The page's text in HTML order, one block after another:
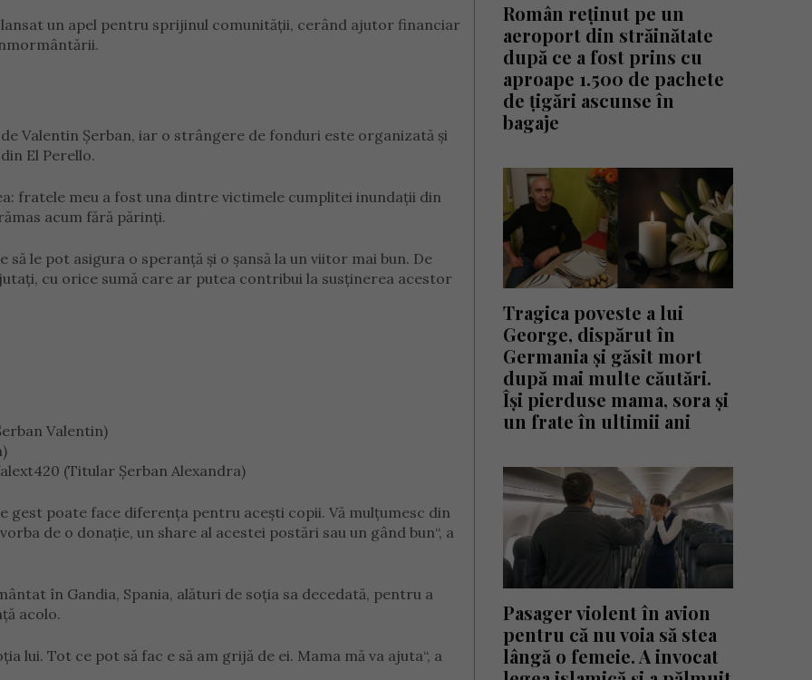
un apel pentru sprijinul comunității, cerând ajutor financiar
Valentin Șerban, iar o strângere de fonduri este organizată și
El Perello.
fratele meu a fost una dintre victimele cumplitei inundații din
acum fără părinți.
le pot asigura o speranță și o șansă la un viitor mai bun. De
cu orice sumă care ar putea contribui la susținerea acestor
Valentin)
(Titular Șerban Alexandra)
gest poate face diferența pentru acești copii. Vă mulțumesc din
de o donație, un share al acestei postări sau un gând bun“, a
în Gandia, Spania, alături de soția sa decedată, pentru a
acolo.
lui. Tot ce pot să fac e să am grijă de ei. Mama mă va ajuta“, a
Român reținut pe un
aeroport din străinătate
după ce a fost prins cu
aproape 1.500 de pachete
de țigări ascunse în
bagaje
Tragica poveste a lui
George, dispărut în
Germania și găsit mort
după mai multe căutări.
Își pierduse mama, sora și
un frate în ultimii ani
Pasager violent în avion
pentru că nu voia să stea
lângă o femeie. A invocat